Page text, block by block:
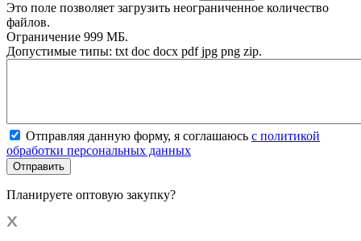
Это поле позволяет загрузить неограниченное количество
файлов.
Ограничение 999 МБ.
Допустимые типы: txt doc docx pdf jpg png zip.
Отправляя данную форму, я соглашаюсь с политикой
обработки персональных данных
Планируете оптовую закупку?